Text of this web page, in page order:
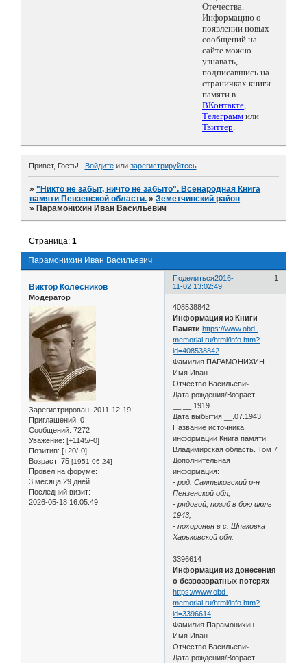
Отечества.
Информацию о
появлении новых
сообщений на
сайте можно
узнавать,
подписавшись на
страничках книги
памяти в
ВКонтакте,
Телеграмм или
Твиттер.
Привет, Гость! Войдитеили зарегистрируйтесь.
»"Никто не забыт, ничто не забыто". Всенародная Книга
памяти Пензенской области. »Земетчинский район
» Парамонихин Иван Васильевич
Парамонихин Иван Васильевич
Страница:1
Поделиться 1
2016-
11-02 13:02:49
Виктор Колесников
Модератор
Зарегистрирован: 2011-12-19
Приглашений: 0
Сообщений: 7272
Уважение: [+1145/-0]
Позитив: [+20/-0]
Возраст: 75 [1951-06-24]
Провел на форуме:
3 месяца 29 дней
Последний визит:
2026-05-18 16:05:49
408538842
Информация из Книги
Памяти https://www.obd-
memorial.ru/html/info.htm?
id=408538842
Фамилия ПАРАМОНИХИН
Имя Иван
Отчество Васильевич
Дата рождения/Возраст
__.__.1919
Дата выбытия __.07.1943
Название источника
информации Книга памяти.
Владимирская область. Том 7
Дополнительная
информация:
- род. Салтыковский р-н
Пензенской обл;
- рядовой, погиб в бою июль
1943;
- похоронен в с. Шпаковка
Харьковской обл.
3396614
Информация из донесения
о безвозвратных потерях
https://www.obd-
memorial.ru/html/info.htm?
id=3396614
Фамилия Парамонихин
Имя Иван
Отчество Васильевич
Дата рождения/Возраст